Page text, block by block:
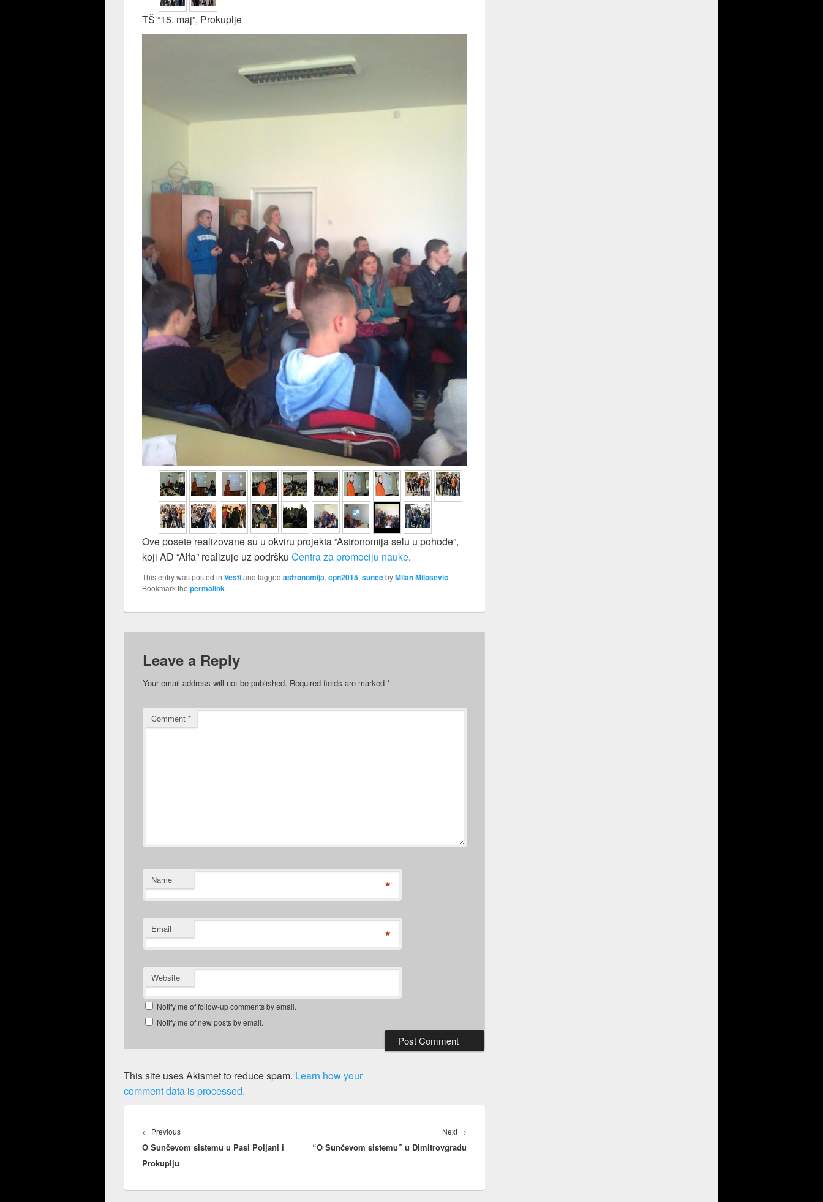
TŠ “15. maj”, Prokuplje
Ove posete realizovane su u okviru projekta “Astronomija selu u pohode”,
koji AD “Alfa” realizuje uz podršku Centra za promociju nauke.
This entry was posted in Vestiand tagged astronomija, cpn2015, suncebyMilan Milosevic.
Bookmark the permalink.
Leave a Reply
Your email address will not be published. Required fields are marked *
Comment *
Name *
Email *
Website
Notify me of follow-up comments by email.
Notify me of new posts by email.
This site uses Akismet to reduce spam. Learn how your
comment data is processed.
navigation
← PreviousPrevious
post:
O Sunčevom sistemu u Pasi Poljani i
Prokuplju
Next →
“O Sunčevom sistemu” u Dimitrovgradu